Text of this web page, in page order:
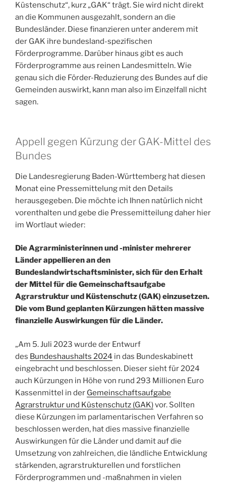
Küstenschutz“, kurz „GAK“ trägt. Sie wird nicht direkt
an die Kommunen ausgezahlt, sondern an die
Bundesländer. Diese finanzieren unter anderem mit
der GAK ihre bundesland-spezifischen
Förderprogramme. Darüber hinaus gibt es auch
Förderprogramme aus reinen Landesmitteln. Wie
genau sich die Förder-Reduzierung des Bundes auf die
Gemeinden auswirkt, kann man also im Einzelfall nicht
sagen.
Appell gegen Kürzung der GAK-Mittel des
Bundes
Die Landesregierung Baden-Württemberg hat diesen
Monat eine Pressemittelung mit den Details
herausgegeben. Die möchte ich Ihnen natürlich nicht
vorenthalten und gebe die Pressemitteilung daher hier
im Wortlaut wieder:
Die Agrarministerinnen und -minister mehrerer
Länder appellieren an den
Bundeslandwirtschaftsminister, sich für den Erhalt
der Mittel für die Gemeinschaftsaufgabe
Agrarstruktur und Küstenschutz (GAK) einzusetzen.
Die vom Bund geplanten Kürzungen hätten massive
finanzielle Auswirkungen für die Länder.
„Am 5. Juli 2023 wurde der Entwurf
des Bundeshaushalts 2024 in das Bundeskabinett
eingebracht und beschlossen. Dieser sieht für 2024
auch Kürzungen in Höhe von rund 293 Millionen Euro
Kassenmittel in der Gemeinschaftsaufgabe
Agrarstruktur und Küstenschutz (GAK)vor. Sollten
diese Kürzungen im parlamentarischen Verfahren so
beschlossen werden, hat dies massive finanzielle
Auswirkungen für die Länder und damit auf die
Umsetzung von zahlreichen, die ländliche Entwicklung
stärkenden, agrarstrukturellen und forstlichen
Förderprogrammen und -maßnahmen in vielen